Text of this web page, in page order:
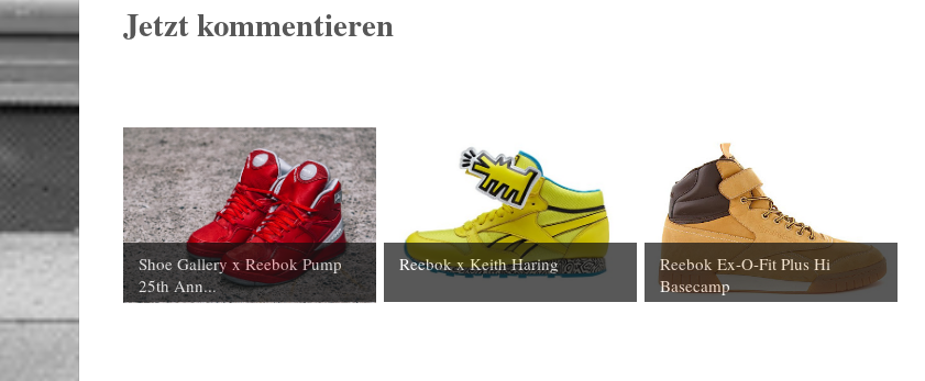
Jetzt kommentieren
Shoe Gallery x Reebok Pump
25th Ann...
Reebok x Keith Haring
Reebok Ex-O-Fit Plus Hi
Basecamp